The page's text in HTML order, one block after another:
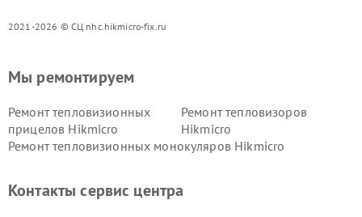
2021-2026 © СЦ nhc.hikmicro-fix.ru
Мы ремонтируем
Ремонт тепловизионных
прицелов Hikmicro
Ремонт тепловизоров
Hikmicro
Ремонт тепловизионных монокуляров Hikmicro
Контакты сервис центра